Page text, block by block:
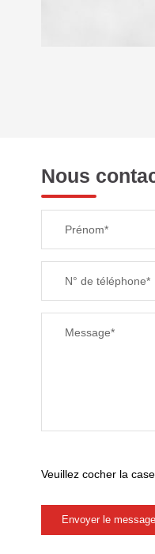
TAXE FONCIÈRE
RESTAURANTS ET
Nous
Prénom*
N° de téléphone*
Message*
Veuillez cocher la case
Envoyer le message